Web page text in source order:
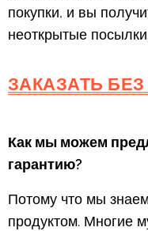
покупки, и вы
неоткрытые
ЗАКАЗАТЬ
Как мы можем
гарантию?
Потому что мы
продуктом. Многие